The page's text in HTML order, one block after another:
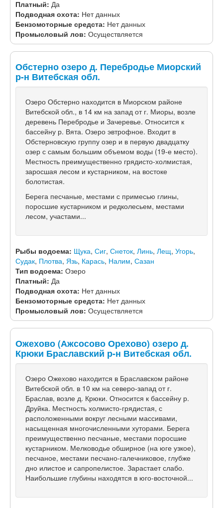
Платный: Да
Подводная охота: Нет данных
Бензомоторные средста: Нет данных
Промысловый лов: Осуществляется
Обстерно озеро д. Перебродье Миорский
р-н Витебская обл.
Озеро Обстерно находится в Миорском районе
Витебской обл., в 14 км на запад от г. Миоры, возле
деревень Перебродье и Зачеревье. Относится к
бассейну р. Вята. Озеро эвтрофное. Входит в
Обстерновскую группу озер и в первую двадцатку
озер с самым большим объемом воды (19-е место).
Местность преимущественно грядисто-холмистая,
заросшая лесом и кустарником, на востоке
болотистая.
Берега песчаные, местами с примесью глины,
поросшие кустарником и редколесьем, местами
лесом, участами...
Рыбы водоема: Щука, Сиг, Снеток, Линь, Лещ, Угорь,
Судак, Плотва, Язь, Карась, Налим, Сазан
Тип водоема: Озеро
Платный: Да
Подводная охота: Нет данных
Бензомоторные средста: Нет данных
Промысловый лов: Осуществляется
Ожехово (Ажсосово Орехово) озеро д.
Крюки Браславский р-н Витебская обл.
Озеро Ожехово находится в Браславском районе
Витебской обл. в 10 км на северо-запад от г.
Браслав, возле д. Крюки. Относится к бассейну р.
Друйка. Местность холмисто-грядистая, с
расположенными вокруг лесными массивами,
насыщенная многочисленными хуторами. Берега
преимущественно песчаные, местами поросшие
кустарником. Мелководье обширное (на юге узкое),
песчаное, местами песчано-галечниковое, глубже
дно илистое и сапропелистое. Зарастает слабо.
Наибольшие глубины находятся в юго-восточной...